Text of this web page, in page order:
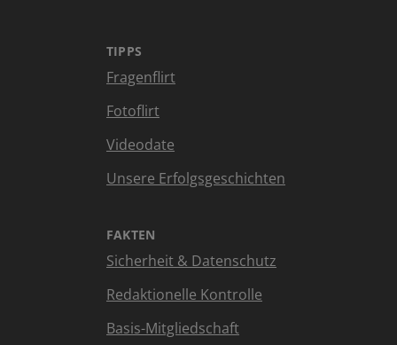
TIPPS
Fragenflirt
Fotoflirt
Videodate
Unsere Erfolgsgeschichten
FAKTEN
Sicherheit & Datenschutz
Redaktionelle Kontrolle
Basis-Mitgliedschaft